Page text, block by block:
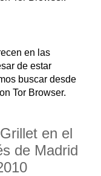
en las
de estar
buscar desde
Tor Browser.
en el
de Madrid